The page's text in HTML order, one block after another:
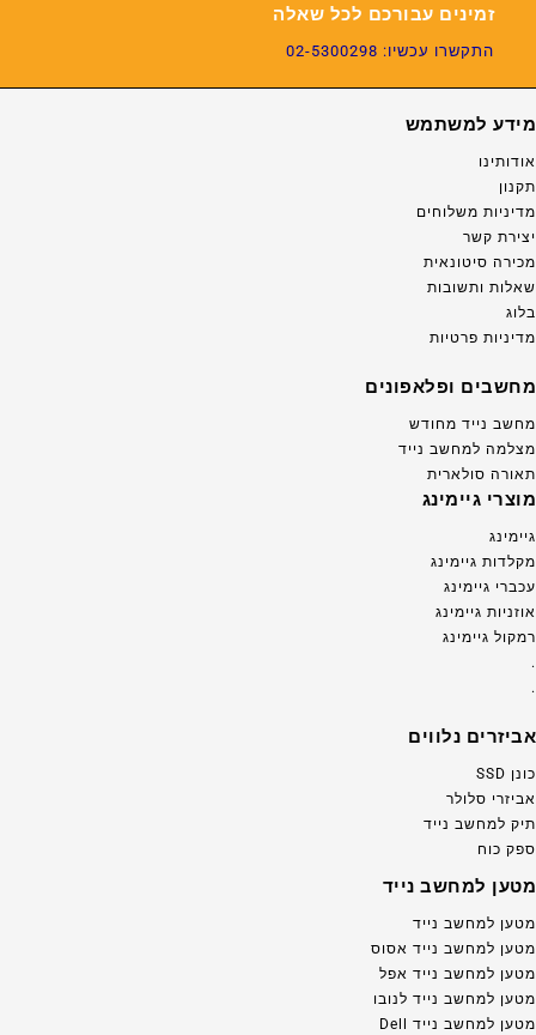
זמינים עבורכם לכל שאלה
התקשרו עכשיו: 02-5300298
מידע למשתמש
אודותינו
תקנון
מדיניות משלוחים
יצירת קשר
מכירה סיטונאית
שאלות ותשובות
בלוג
מדיניות פרטיות
מחשבים ופלאפונים
מחשב נייד מחודש
מצלמה למחשב נייד
תאורה סולארית
מוצרי גיימינג
גיימינג
מקלדות גיימינג
עכברי גיימינג
אוזניות גיימינג
רמקול גיימינג
.
.
אביזרים נלווים
כונן SSD
אביזרי סלולר
תיק למחשב נייד
ספק כוח
מטען למחשב נייד
מטען למחשב נייד
מטען למחשב נייד אסוס
מטען למחשב נייד אפל
מטען למחשב נייד לנובו
מטען למחשב נייד Dell